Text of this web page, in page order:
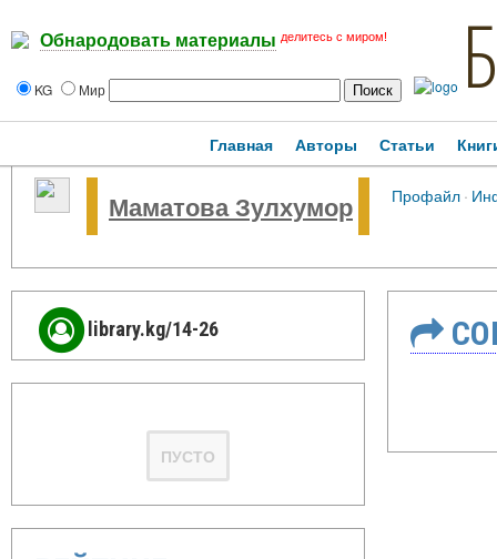
Обнародовать материалы делитесь с миром!
KG Мир
Главная Авторы Статьи
Маматова Зулхумор Профайл·
library.kg/14-26
ПУСТО